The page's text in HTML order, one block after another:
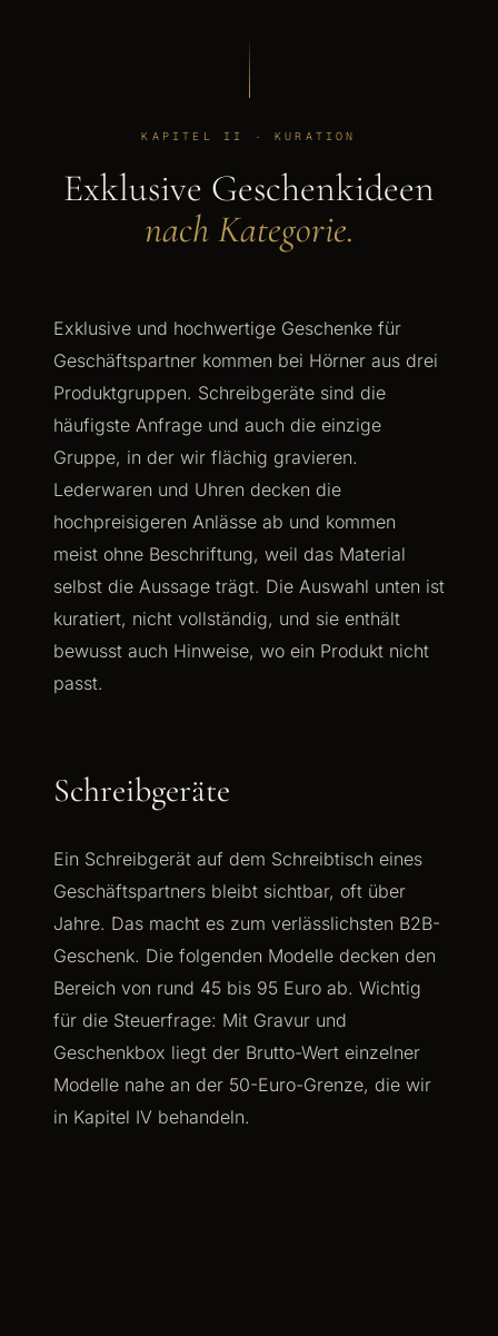
KAPITEL II · KURATION
Exklusive Geschenkideen
nach Kategorie.
Exklusive und hochwertige Geschenke für
Geschäftspartner kommen bei Hörner aus drei
Produktgruppen. Schreibgeräte sind die
häufigste Anfrage und auch die einzige
Gruppe, in der wir flächig gravieren.
Lederwaren und Uhren decken die
hochpreisigeren Anlässe ab und kommen
meist ohne Beschriftung, weil das Material
selbst die Aussage trägt. Die Auswahl unten ist
kuratiert, nicht vollständig, und sie enthält
bewusst auch Hinweise, wo ein Produkt nicht
passt.
Schreibgeräte
Ein Schreibgerät auf dem Schreibtisch eines
Geschäftspartners bleibt sichtbar, oft über
Jahre. Das macht es zum verlässlichsten B2B-
Geschenk. Die folgenden Modelle decken den
Bereich von rund 45 bis 95 Euro ab. Wichtig
für die Steuerfrage: Mit Gravur und
Geschenkbox liegt der Brutto-Wert einzelner
Modelle nahe an der 50-Euro-Grenze, die wir
in Kapitel IV behandeln.